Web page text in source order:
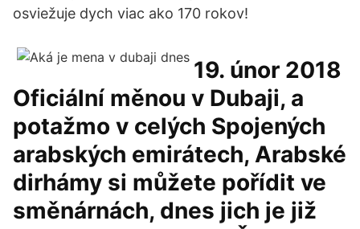
osviežuje dych viac ako 170 rokov!
19. únor 2018
Oficiální měnou v Dubaji, a
potažmo v celých Spojených
arabských emirátech, Arabské
dirhámy si můžete pořídit ve
směnárnách, dnes jich je již